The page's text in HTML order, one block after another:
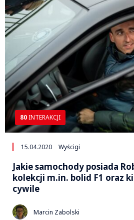
80 INTERAKCJI
15.04.2020 Wyścigi
Jakie samochody posiada
kolekcji m.in. bolid F1 oraz
cywile
Marcin Zabolski